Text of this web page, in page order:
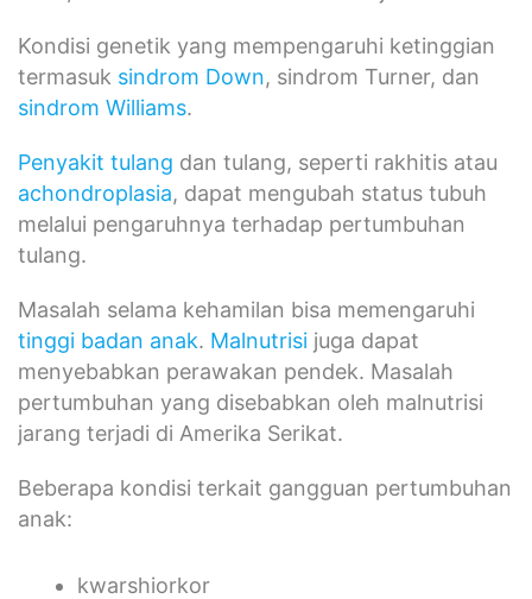
Kondisi genetik yang mempengaruhi ketinggian
termasuk sindrom Down, sindrom Turner, dan
sindrom Williams.
Penyakit tulang dan tulang, seperti rakhitis atau
achondroplasia, dapat mengubah status tubuh
melalui pengaruhnya terhadap pertumbuhan
tulang.
Masalah selama kehamilan bisa memengaruhi
tinggi badan anak. Malnutrisi juga dapat
menyebabkan perawakan pendek. Masalah
pertumbuhan yang disebabkan oleh malnutrisi
jarang terjadi di Amerika Serikat.
Beberapa kondisi terkait gangguan pertumbuhan
anak:
kwarshiorkor